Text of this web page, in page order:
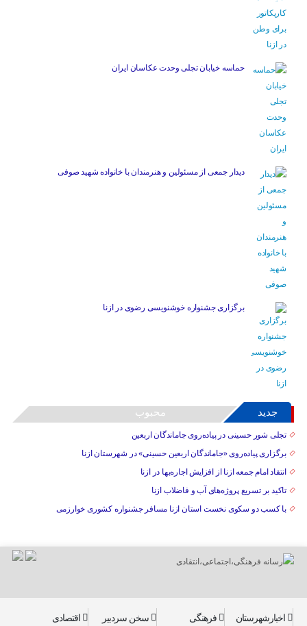
حماسه خیابان تجلی وحدت عکاسان ایران
دیدار جمعی از مسئولین و هنرمندان با خانواده شهید صوفی
برگزاری جشنواره خوشنویسی رضوی در ازنا
جدید محبوب
تجلی شور حسینی در پیاده‌روی جاماندگان اربعین
برگزاری پیاده‌روی «جاماندگان اربعین حسینی» در شهرستان ازنا
انتقاد امام جمعه ازنا از افزایش اجاره‌بها در ازنا
تاکید بر تسریع پروژه‌های آب و فاضلاب ازنا
با کسب دو سکوی نخست استان ازنا مسافر جشنواره کشوری خوارزمی
اخبارشهرستان فرهنگی سخن سردبیر اقتصادی